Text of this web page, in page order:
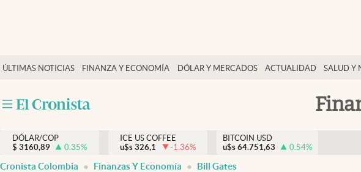
ÚLTIMAS NOTICIAS FINANZA Y ECONOMÍA DÓLAR Y MERCADOS ACTUALIDAD SALUD Y
Salud y nutrición
Tiempo libre
Dólar y mercados
DÓLAR/COP
$ 3160,89 0.35%
ICE US COFFEE
u$s 326,1 -1.36%
BITCOIN USD
u$s 64.751,63 0.54%
Cronista Colombia Finanzas Y Economía Bill Gates